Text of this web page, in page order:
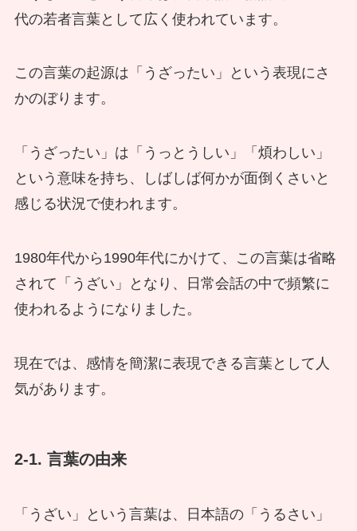
代の若者言葉として広く使われています。
この言葉の起源は「うざったい」という表現にさ
かのぼります。
「うざったい」は「うっとうしい」「煩わしい」
という意味を持ち、しばしば何かが面倒くさいと
感じる状況で使われます。
1980年代から1990年代にかけて、この言葉は省略
されて「うざい」となり、日常会話の中で頻繁に
使われるようになりました。
現在では、感情を簡潔に表現できる言葉として人
気があります。
2-1. 言葉の由来
「うざい」という言葉は、日本語の「うるさい」